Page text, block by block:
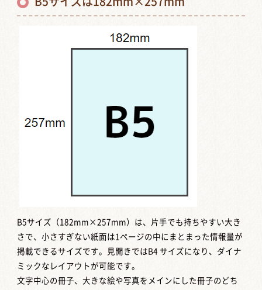
B5サイズ（182mm×257mm）は、片手でも持ちやすい大き
さで、小さすぎない紙面は1ページの中にまとまった情報量が
掲載できるサイズです。見開きではB4 サイズになり、ダイナ
ミックなレイアウトが可能です。
文字中心の冊子、大きな絵や写真をメインにした冊子のどち